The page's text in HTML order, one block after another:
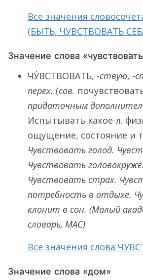
Все значения
(БЫТЬ, ЧУВСТВОВАТЬ
Значение слова
ЧУ́ВСТВОВАТЬ, -ствую, -
перех. (сов.
придаточным
Испытывать какое-л.
ощущение, состояние и
Чувствовать голод.
Чувствовать
Чувствовать страх.
потребность в отдыхе.
клонит в сон. (Малый
словарь, МАС)
Все значения слова
Значение слова «дом»